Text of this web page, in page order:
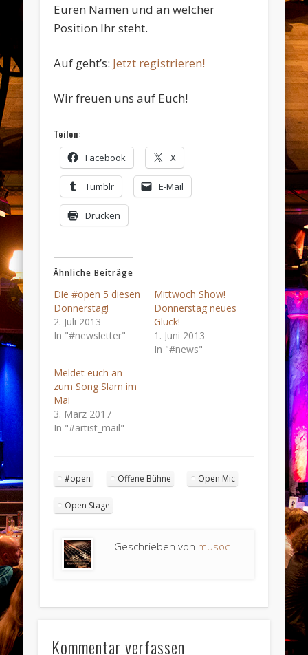
Euren Namen und an welcher
Position Ihr steht.
Auf geht’s: Jetzt registrieren!
Wir freuen uns auf Euch!
Teilen:
Facebook X
Tumblr E-Mail
Drucken
Ähnliche Beiträge
Die #open 5 diesen
Donnerstag!
2. Juli 2013
In "#newsletter"
Mittwoch Show!
Donnerstag neues
Glück!
1. Juni 2013
In "#news"
Meldet euch an
zum Song Slam im
Mai
3. März 2017
In "#artist_mail"
#open Offene Bühne Open Mic
Open Stage
Geschrieben von musoc
Kommentar verfassen